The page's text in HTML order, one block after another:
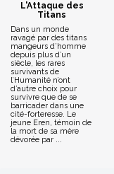
L'Attaque des
Titans
Dans un monde
ravagé par des titans
mangeurs d’homme
depuis plus d’un
siècle, les rares
survivants de
l’Humanité n’ont
d’autre choix pour
survivre que de se
barricader dans une
cité-forteresse. Le
jeune Eren, témoin de
la mort de sa mère
dévorée par ...